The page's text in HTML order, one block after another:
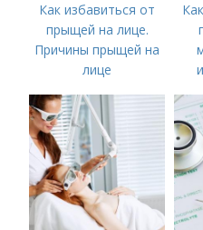
Как избавиться от
прыщей на лице.
Причины прыщей на
лице